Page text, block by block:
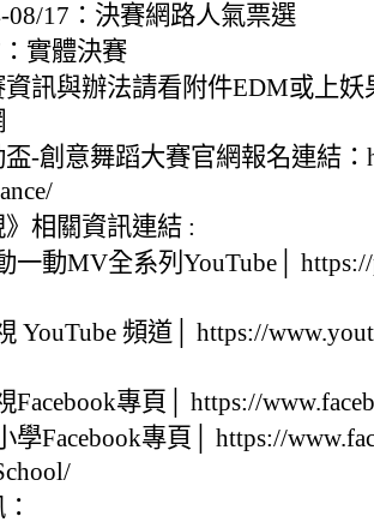
08/17：決賽網路人氣票選
實體決賽
資訊與辦法請看附件EDM或上
-創意舞蹈大賽官網報名連結：
》相關資訊連結 :
一動MV全系列YouTube│ https://
YouTube 頻道│ https://
Facebook專頁│ https://
學Facebook專頁│ https://